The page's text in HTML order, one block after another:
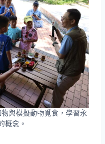
與模擬動物覓食，學習永
概念。